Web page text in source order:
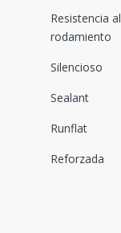
Resistencia al
rodamiento
Silencioso
Sealant
Runflat
Reforzada